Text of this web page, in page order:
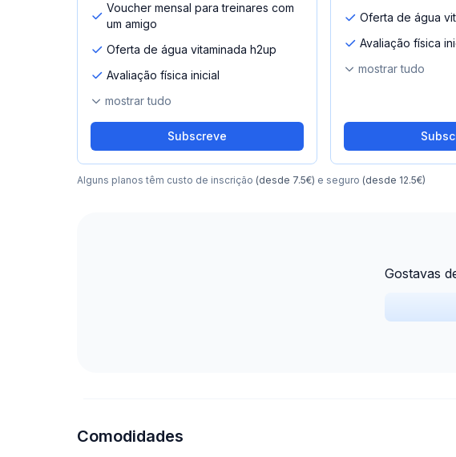
Voucher mensal para treinares com
um amigo
Oferta de água vitaminada h2up
Avaliação física inicial
mostrar tudo
Subscreve
Oferta de água
Avaliação física
mostrar tudo
Alguns planos têm custo de inscrição (desde 7.5€) e seguro (desde 12.5€)
Gostavas
Comodidades